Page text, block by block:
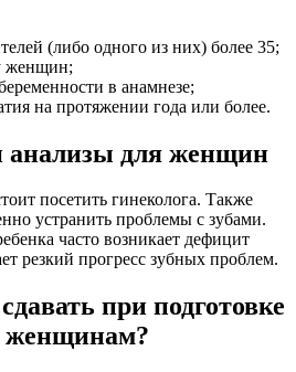
(либо одного из них) более 35;
женщин;
в анамнезе;
на протяжении года или более.
анализы для женщин
посетить гинеколога. Также
устранить проблемы с зубами.
часто возникает дефицит
резкий прогресс зубных проблем.
при подготовке
женщинам?